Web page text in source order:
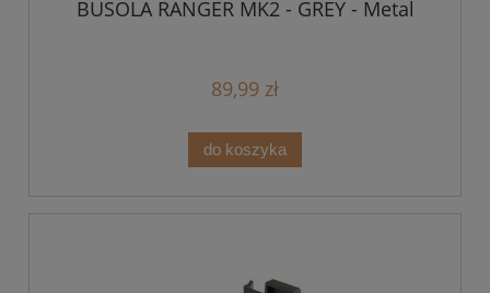
BUSOLA RANGER MK2 - GREY - Metal
89,99 zł
do koszyka